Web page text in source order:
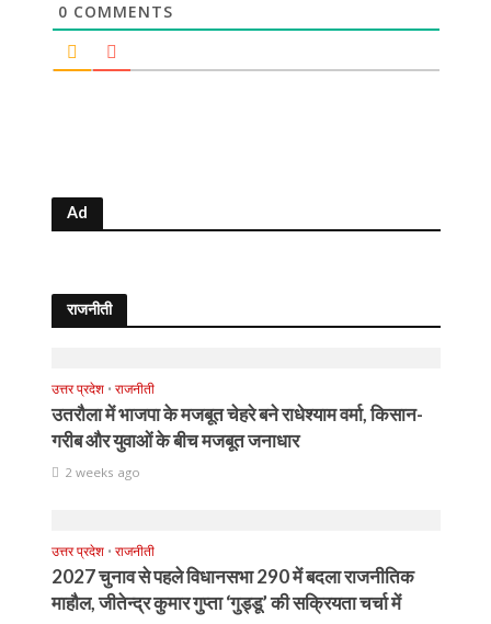
0 COMMENTS
Ad
राजनीती
उत्तर प्रदेश • राजनीती
उतरौला में भाजपा के मजबूत चेहरे बने राधेश्याम वर्मा, किसान-
गरीब और युवाओं के बीच मजबूत जनाधार
2 weeks ago
उत्तर प्रदेश • राजनीती
2027 चुनाव से पहले विधानसभा 290 में बदला राजनीतिक
माहौल, जीतेन्द्र कुमार गुप्ता ‘गुड्डू’ की सक्रियता चर्चा में